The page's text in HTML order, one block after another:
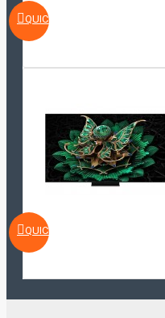
QUICKVIEW
QUICKVIEW